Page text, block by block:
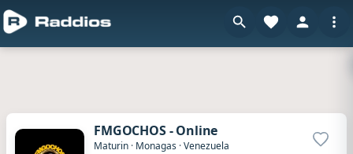
FMGOCHOS - Online
Maturin · Monagas ·Venezuela